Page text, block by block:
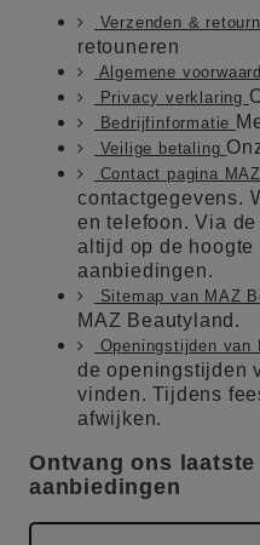
Verzenden &
retouneren
Algemene
Privacy verklaring
Bedrijfinformatie
Veilige betaling
Contact pagina
contactgegevens.
en telefoon. Via
altijd op de hoogte
aanbiedingen.
Sitemap van MAZ
MAZ Beautyland.
Openingstijden van
de openingstijden
vinden. Tijdens
afwijken.
Ontvang ons laatste
aanbiedingen